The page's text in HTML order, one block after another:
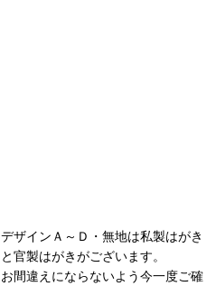
デザインＡ～Ｄ・無地は私製はがき
と官製はがきがございます。
お間違えにならないよう今一度ご確